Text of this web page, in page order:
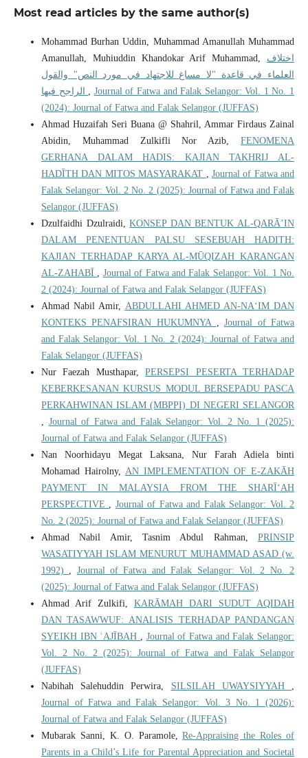
Most read articles by the same author(s)
Mohammad Burhan Uddin, Muhammad Amanullah Muhammad
Amanullah, Muhiuddin Khandokar Arif Muhammad, اختلاف
العلماء في قاعدة "لا مساغ للاجتهاد في مورد النص" والقول
Journal of Fatwa and Falak Selangor: Vol. 1 No. 1
(2024): Journal of Fatwa and Falak Selangor (JUFFAS)
Ahmad Huzaifah Seri Buana @ Shahril, Ammar Firdaus Zainal
Abidin, Muhammad Zulkifli Nor Azib,FENOMENA
GERHANA DALAM HADIS: KAJIAN TAKHRIJ AL-
HADĪTH DAN MITOS MASYARAKAT
Journal of Fatwa and
Falak Selangor: Vol. 2 No. 2 (2025): Journal of Fatwa and Falak
Selangor (JUFFAS)
Dzulfaidhi Dzulraidi,KONSEP DAN BENTUK AL-QARĀ’IN
DALAM PENENTUAN PALSU SESEBUAH HADITH:
KAJIAN TERHADAP KARYA AL-MŪQIZAH KARANGAN
AL-ZAHABĪ
Journal of Fatwa and Falak Selangor: Vol. 1 No.
2 (2024): Journal of Fatwa and Falak Selangor (JUFFAS)
Ahmad Nabil Amir, ABDULLAHI AHMED AN-NA‘IM DAN
KONTEKS PENAFSIRAN HUKUMNYA
,Journal of Fatwa
and Falak Selangor: Vol. 1 No. 2 (2024): Journal of Fatwa and
Falak Selangor (JUFFAS)
Nur Faezah Musthapar,PERSEPSI PESERTA TERHADAP
KEBERKESANAN KURSUS MODUL BERSEPADU PASCA
PERKAHWINAN ISLAM (MBPPI) DI NEGERI SELANGOR
Journal of Fatwa and Falak Selangor: Vol. 2 No. 1 (2025):
Journal of Fatwa and Falak Selangor (JUFFAS)
Nan Noorhidayu Megat Laksana, Nur Farah Adiela binti
Mohamad Hairolny, AN IMPLEMENTATION OF E-ZAKĀH
PAYMENT IN MALAYSIA FROM THE SHARĪ‘AH
PERSPECTIVE
Journal of Fatwa and Falak Selangor: Vol. 2
No. 2 (2025): Journal of Fatwa and Falak Selangor (JUFFAS)
Ahmad Nabil Amir, Tasnim Abdul Rahman,PRINSIP
WASATIYYAH ISLAM MENURUT MUHAMMAD ASAD (w.
1992)
Journal of Fatwa and Falak Selangor: Vol. 2 No. 2
(2025): Journal of Fatwa and Falak Selangor (JUFFAS)
Ahmad Arif Zulkifi, KARĀMAH DARI SUDUT AQIDAH
DAN TASAWWUF: ANALISIS TERHADAP PANDANGAN
SYEIKH IBN ʿAJĪBAH
Journal of Fatwa and Falak Selangor:
Vol. 2 No. 2 (2025): Journal of Fatwa and Falak Selangor
(JUFFAS)
Nabihah Salehuddin Perwira, SILSILAH UWAYSIYYAH
Journal of Fatwa and Falak Selangor: Vol. 3 No. 1 (2026):
Journal of Fatwa and Falak Selangor (JUFFAS)
Mubarak Sanni, K. O. Paramole,Re-Appraising the Roles of
Parents in a Child’s Life for Parental Appreciation and Societal